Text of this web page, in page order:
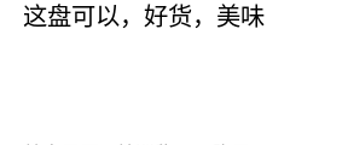
这盘可以，好货，美味